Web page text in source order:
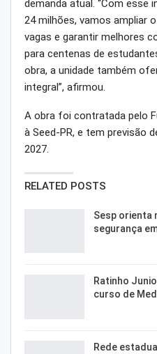
demanda atual. “Com esse
24 milhões, vamos ampliar
vagas e garantir melhores
para centenas de
obra, a unidade também
integral”, afirmou.
A obra foi contratada pelo
à Seed-PR, e tem previsão
2027.
RELATED POSTS
Sesp orienta
segurança
Ratinho
curso de
Rede